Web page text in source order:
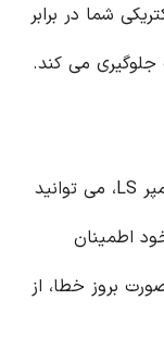
شما در برابر
جلوگیری می کند.
با استفاده از کلید مینیاتوری دو پل ۲۵ آمپر LS، می توانید
اطمینان
بروز خطا، از